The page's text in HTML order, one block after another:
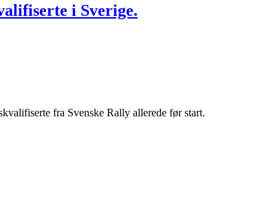
i Sverige.
fra Svenske Rally allerede før start.